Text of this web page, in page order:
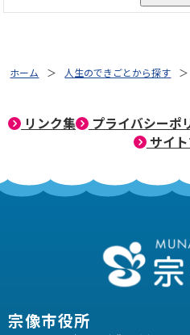
ホーム 人生のできごとから探す
リンク集 プライバシーポ
サイト
宗像市役所